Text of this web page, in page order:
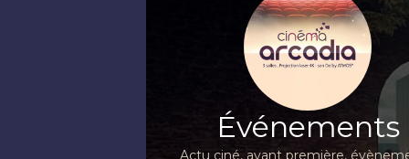
Événements
Actu ciné, avant première,